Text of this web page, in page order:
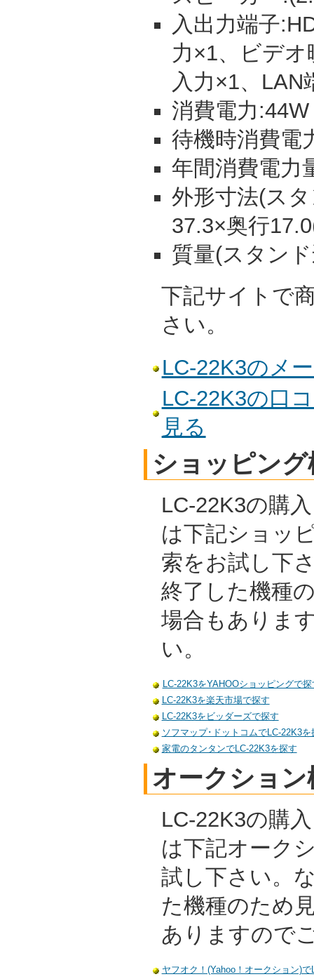
入出力端子
力×1、ビデ
入力×1、LAN
消費電力:44W
待機時消費電
年間消費電力
外形寸法(ス
37.3×奥行
質量(スタン
下記サイトで
さい。
LC-22K3のメ
LC-22K3の口
見る
ショッピング
LC-22K3の購
は下記ショッ
索をお試し下
終了した機種
場合もありま
い。
LC-22K3をYAHOOショッピングで探
LC-22K3を楽天市場で探す
LC-22K3をビッダーズで探す
ソフマップ･ドットコムでLC-22K3を
家電のタンタンでLC-22K3を探す
オークション
LC-22K3の購
は下記オーク
試し下さい。
た機種のため
ありますので
ヤフオク！(Yahoo！オークション)で